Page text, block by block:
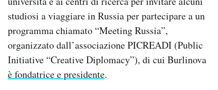
studiosi a viaggiare in Russia per partecipare a un
programma chiamato “Meeting Russia”,
organizzato dall’associazione PICREADI (Public
Initiative “Creative Diplomacy”), di cui Burlinova
è fondatrice e presidente.